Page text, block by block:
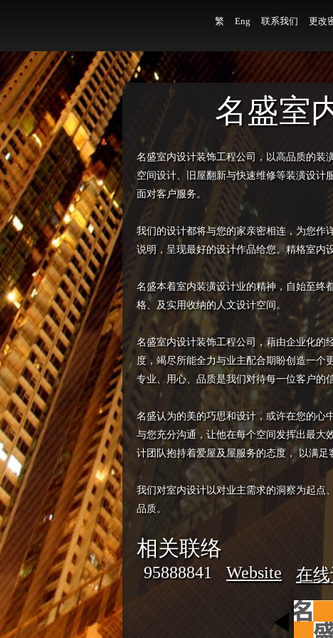
繁 Eng 联系我们 更改
名盛室
名盛室内设计装饰工程公司，以高品质的装
空间设计、旧屋翻新与快速维修等装潢设计
面对客户服务。
我们的设计都将与您的家亲密相连，为您作
说明，呈现最好的设计作品给您。精格室内
名盛本着室内装潢设计业的精神，自始至终
格、及实用收纳的人文设计空间。
名盛室内设计装饰工程公司，藉由企业化的
度，竭尽所能全力与业主配合期盼创造一个
专业、用心、品质是我们对待每一位客户的
名盛认为的美的巧思和设计，或许在您的心
与您充分沟通，让他在每个空间发挥出最大
计团队抱持着爱屋及屋服务的态度， 以满足
我们对室内设计以对业主需求的洞察为起点
品质。
相关联络
95888841 Website 在